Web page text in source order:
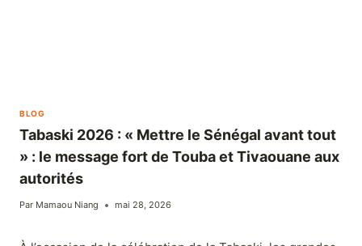
BLOG
Tabaski 2026 : « Mettre le Sénégal avant tout
» : le message fort de Touba et Tivaouane aux
autorités
Par Mamaou Niang mai 28, 2026